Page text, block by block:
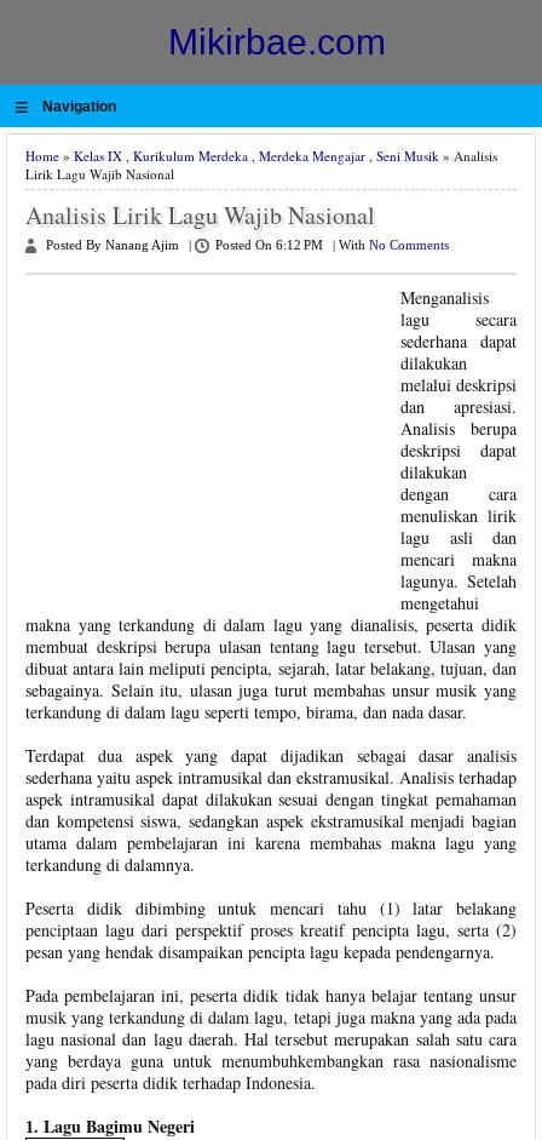
Mikirbae.com
≡ Navigation
Home » Kelas IX , Kurikulum Merdeka , Merdeka Mengajar , Seni Musik » Analisis
Lirik Lagu Wajib Nasional
Analisis Lirik Lagu Wajib Nasional
Posted By Nanang Ajim Posted On 6:12 PM With No Comments
Menganalisis
lagu secara
sederhana dapat
dilakukan
melalui deskripsi
dan apresiasi.
Analisis berupa
deskripsi dapat
dilakukan
dengan cara
menuliskan lirik
lagu asli dan
mencari makna
lagunya. Setelah
mengetahui
makna yang terkandung di dalam lagu yang dianalisis, peserta didik
membuat deskripsi berupa ulasan tentang lagu tersebut. Ulasan yang
dibuat antara lain meliputi pencipta, sejarah, latar belakang, tujuan, dan
sebagainya. Selain itu, ulasan juga turut membahas unsur musik yang
terkandung di dalam lagu seperti tempo, birama, dan nada dasar.
Terdapat dua aspek yang dapat dijadikan sebagai dasar analisis
sederhana yaitu aspek intramusikal dan ekstramusikal. Analisis terhadap
aspek intramusikal dapat dilakukan sesuai dengan tingkat pemahaman
dan kompetensi siswa, sedangkan aspek ekstramusikal menjadi bagian
utama dalam pembelajaran ini karena membahas makna lagu yang
terkandung di dalamnya.
Peserta didik dibimbing untuk mencari tahu (1) latar belakang
penciptaan lagu dari perspektif proses kreatif pencipta lagu, serta (2)
pesan yang hendak disampaikan pencipta lagu kepada pendengarnya.
Pada pembelajaran ini, peserta didik tidak hanya belajar tentang unsur
musik yang terkandung di dalam lagu, tetapi juga makna yang ada pada
lagu nasional dan lagu daerah. Hal tersebut merupakan salah satu cara
yang berdaya guna untuk menumbuhkembangkan rasa nasionalisme
pada diri peserta didik terhadap Indonesia.
1. Lagu Bagimu Negeri